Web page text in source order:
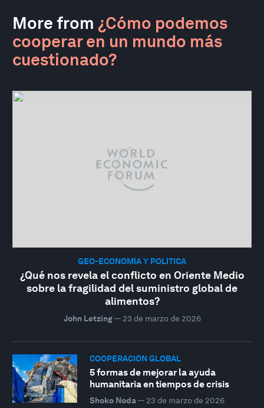
More from ¿Cómo podemos
cooperar en un mundo más
cuestionado?
GEO-ECONOMÍA Y POLÍTICA
¿Qué nos revela el conflicto en Oriente Medio
sobre la fragilidad del suministro global de
alimentos?
John Letzing— 23 de marzo de 2026
COOPERACIÓN GLOBAL
5 formas de mejorar la ayuda
humanitaria en tiempos de crisis
Shoko Noda— 23 de marzo de 2026